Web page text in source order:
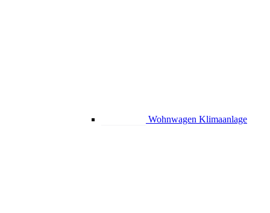
Wohnwagen Klimaanlage